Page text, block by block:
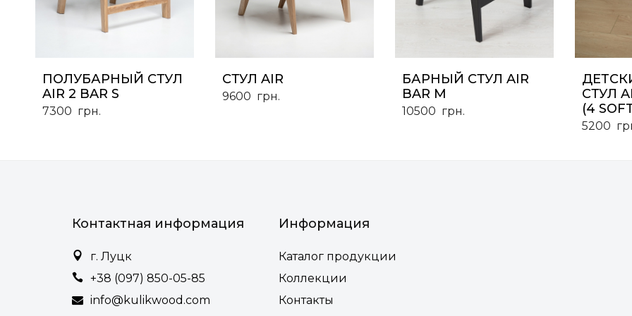
ПОЛУБАРНЫЙ СТУЛ
AIR 2 BAR S
7300 грн.
СТУЛ AIR
9600 грн.
БАРНЫЙ СТУЛ AIR
BAR M
10500 грн.
СТУЛ
(4
5200
Контактная информация
г. Луцк
+38 (097) 850-05-85
info@kulikwood.com
Информация
Каталог продукции
Коллекции
Контакты